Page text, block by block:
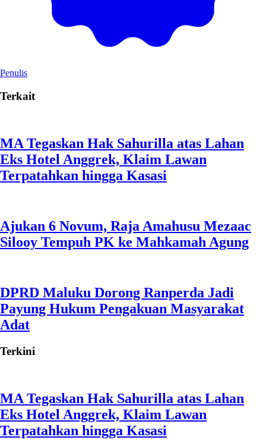
Penulis
Terkait
MA Tegaskan Hak Sahurilla atas Lahan
Eks Hotel Anggrek, Klaim Lawan
Terpatahkan hingga Kasasi
Ajukan 6 Novum, Raja Amahusu Mezaac
Silooy Tempuh PK ke Mahkamah Agung
DPRD Maluku Dorong Ranperda Jadi
Payung Hukum Pengakuan Masyarakat
Adat
Terkini
MA Tegaskan Hak Sahurilla atas Lahan
Eks Hotel Anggrek, Klaim Lawan
Terpatahkan hingga Kasasi